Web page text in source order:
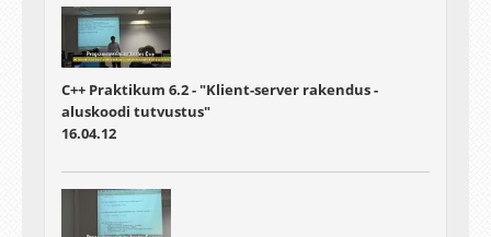
C++ Praktikum 6.2 - "Klient-server rakendus -
aluskoodi tutvustus"
16.04.12